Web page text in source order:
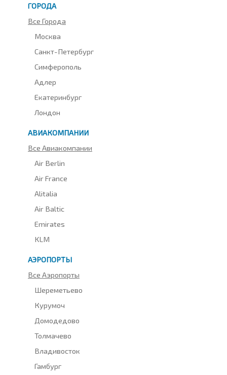
ГОРОДА
Все Города
Москва
Санкт-Петербург
Симферополь
Адлер
Екатеринбург
Лондон
АВИАКОМПАНИИ
Все Авиакомпании
Air Berlin
Air France
Alitalia
Air Baltic
Emirates
KLM
АЭРОПОРТЫ
Все Аэропорты
Шереметьево
Курумоч
Домодедово
Толмачево
Владивосток
Гамбург